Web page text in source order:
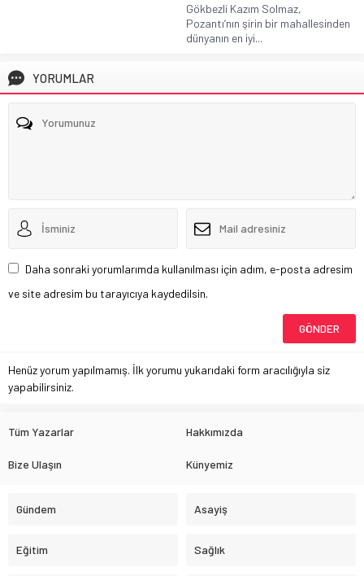
Gökbezli Kazım Solmaz,
Pozantı’nın şirin bir mahallesinden
dünyanın en iyi...
YORUMLAR
Daha sonraki yorumlarımda kullanılması için adım, e-posta adresim
ve site adresim bu tarayıcıya kaydedilsin.
Henüz yorum yapılmamış. İlk yorumu yukarıdaki form aracılığıyla siz
yapabilirsiniz.
Tüm Yazarlar Hakkımızda
Bize Ulaşın Künyemiz
Gündem Asayiş
Eğitim Sağlık